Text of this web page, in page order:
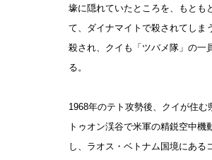
壕に隠れていたところを、もとも
て、ダイナマイトで殺されてしま
殺され、クイも「ツバメ隊」の一
る。
1968年のテト攻勢後、クイが住
トゥオン渓谷で米軍の精鋭空中
し、ラオス・ベトナム国境にあ